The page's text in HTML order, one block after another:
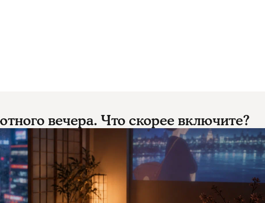
вечера. Что скорее включите?